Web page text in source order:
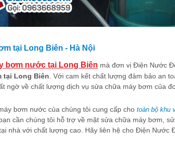
tại Long Biên - Hà Nội
bơm nước tại Long Biên mà đơn vị Điện Nước
tại Long Biên . Với cam kết chất lượng đảm bảo an
ngờ về chất lượng dịch vụ sửa chữa máy bơm của
bơm nước của chúng tôi cung cấp cho toàn bộ khu
cần chúng tôi hỗ trợ về mặt sửa chữa máy bơm,
nhà với chất lượng cao. Hãy liên hệ cho Điện Nước